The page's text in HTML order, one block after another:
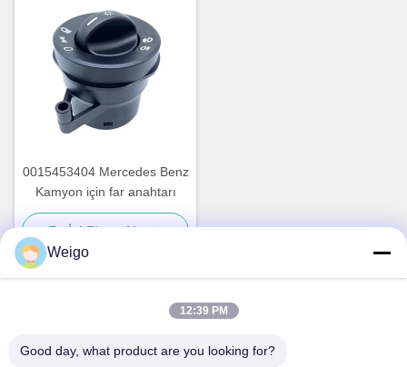
0015453404 Mercedes Benz
Kamyon için far anahtarı
En İyi Fiyatı Alın
Weigo
12:39 PM
Good day, what product are you looking for?